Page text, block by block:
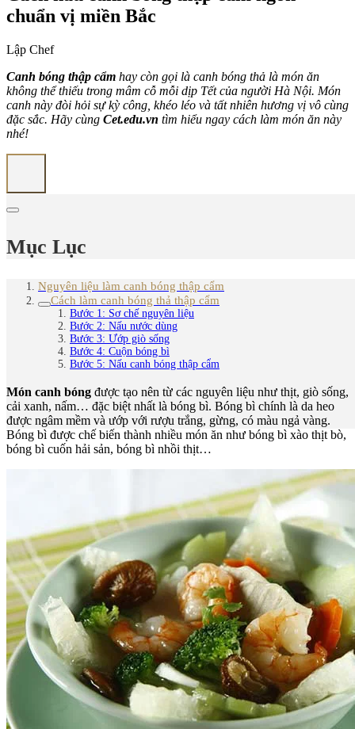
chuẩn vị miền Bắc
Lập Chef
Canh bóng thập cẩm hay còn gọi là canh bóng thả là món ăn
không thể thiếu trong mâm cỗ mỗi dịp Tết của người Hà Nội. Món
canh này đòi hỏi sự kỳ công, khéo léo và tất nhiên hương vị vô cùng
đặc sắc. Hãy cùng Cet.edu.vn tìm hiểu ngay cách làm món ăn này
nhé!
Mục Lục
Nguyên liệu làm canh bóng thập cẩm
Cách làm canh bóng thả thập cẩm
Bước 1: Sơ chế nguyên liệu
Bước 2: Nấu nước dùng
Bước 3: Ướp giò sống
Bước 4: Cuộn bóng bì
Bước 5: Nấu canh bóng thập cẩm
Món canh bóng được tạo nên từ các nguyên liệu như thịt, giò sống,
cải xanh, nấm… đặc biệt nhất là bóng bì. Bóng bì chính là da heo
được ngâm mềm và ướp với rượu trắng, gừng, có màu ngả vàng.
Bóng bì được chế biến thành nhiều món ăn như bóng bì xào thịt bò,
bóng bì cuốn hải sản, bóng bì nhồi thịt…